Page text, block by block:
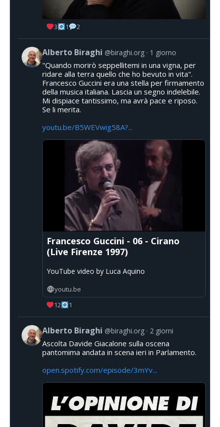
3 1 2
Alberto Biraghi @biraghi.org 1 giorno
"Quando morirò seppellitemi in una vigna, per
ridare alla terra quello che ho bevuto in vita".
Francesco Guccini era una stella per firmamento
della musica italiana. Lascia un segno indelebile.
Mi dispiace tantissimo, ma avrà pace e riposo.
Se li merita.
youtu.be/B5WEVwig58A?...
Francesco Guccini - 06 - Cirano
(Live Firenze 1997)
YouTube video by Luca Aquino
youtu.be
12
1
Alberto Biraghi @biraghi.org 2 giorni
Ascolta Davide Giacalone sulla oscena
pantomima andata in scena ieri in Parlamento.
open.spotify.com/episode/3mYv...